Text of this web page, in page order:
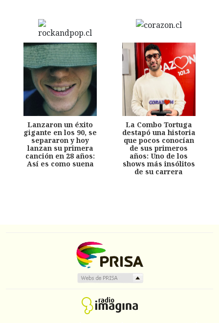
Lanzaron un éxito
gigante en los 90, se
separaron y hoy
lanzan su primera
canción en 28 años:
Así es como suena
La Combo Tortuga
destapó una historia
que pocos conocían
de sus primeros
años: Uno de los
shows más insólitos
de su carrera